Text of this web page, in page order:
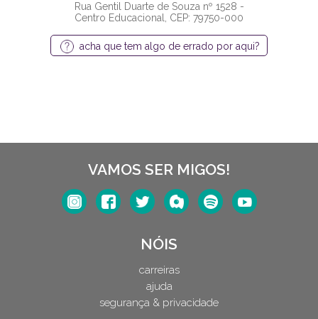
Rua Gentil Duarte de Souza nº 1528 -
Centro Educacional, CEP: 79750-000
acha que tem algo de errado por aqui?
VAMOS SER MIGOS!
NÓIS
carreiras
ajuda
segurança & privacidade